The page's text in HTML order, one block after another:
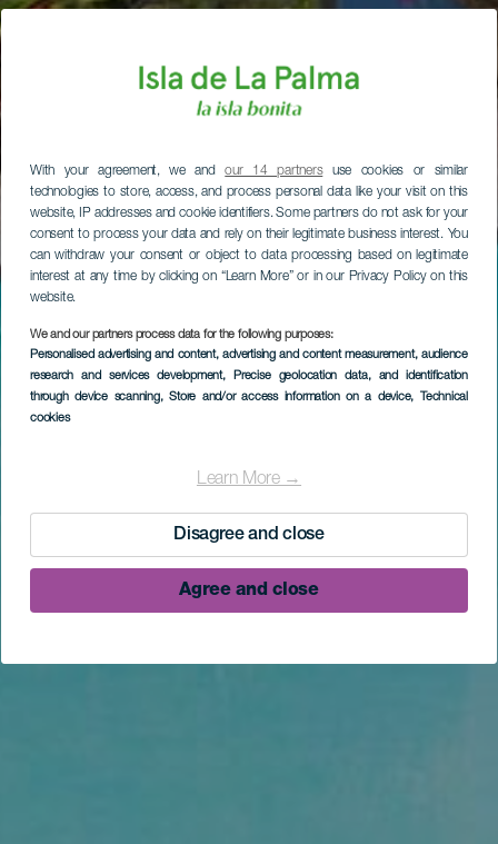
With your agreement, we andour 14 partnersuse cookies or similar
technologies to store, access, and process personal data like your visit on this
website, IP addresses and cookie identifiers. Some partners do not ask for your
consent to process your data and rely on their legitimate business interest. You
can withdraw your consent or object to data processing based on legitimate
interest at any time by clicking on “Learn More” or in our Privacy Policy on this
website.
We and our partners process data for the following purposes:
Personalised advertising and content, advertising and content measurement, audience
research and services development, Precise geolocation data, and identification
through device scanning, Store and/or access information on a device, Technical
cookies
Learn More →
Disagree and close
Agree and close